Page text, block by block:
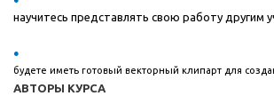
научитесь представлять свою работу другим
будете иметь готовый векторный клипарт для
АВТОРЫ КУРСА